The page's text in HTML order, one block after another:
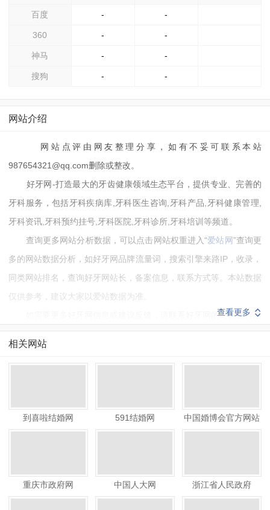
百度 - -
360 - -
神马 - -
搜狗 - -
网站介绍
网站点评由网友整理分享，如有不妥可联系本站
987654321@qq.com删除或整改。
好牙网-打造最大的牙齿健康领域生态平台，提供专业、完善的
牙科服务，包括牙科疾病库,牙科医生咨询,牙科产品,牙科健康管理,
牙科资讯,牙科预约挂号,牙科医院,牙科诊所,牙科培训等频道。
查询更多网站分析数据，可以点击网站权重进入“爱站网”查询更
多的网站数据分析，如好牙网品牌流量词，搜索引擎来路IP，收录，
同类网站排名，查询好牙网站长，备案信息，联系方式等。本站数据
仅供参考，建议大家以爱站数据为准。
如需要更多好牙网信息或建议反馈，请联系好牙网的站长进行洽
查看更多
相关网站
到喜啦结婚网 591结婚网 中国婚博会官方网站
重庆市政府网 中国人大网 浙江省人民政府